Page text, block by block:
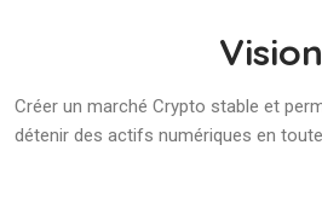
Vision
Créer un marché Crypto stable et
détenir des actifs numériques en